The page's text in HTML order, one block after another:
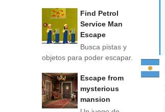
Find Petrol
Service Man
Escape
Busca pistas y
objetos para poder escapar.
Escape from
mysterious
mansion